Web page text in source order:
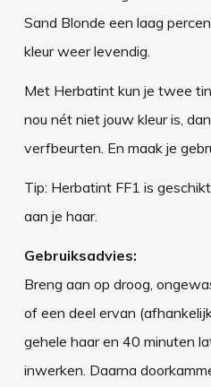
Sand Blonde een laag
kleur weer levendig.
Met Herbatint kun je twee
nou nét niet jouw kleur is,
verfbeurten. En maak je
Tip: Herbatint FF1 is
aan je haar.
Gebruiksadvies:
Breng aan op droog,
of een deel ervan
gehele haar en 40 minuten
inwerken. Daarna